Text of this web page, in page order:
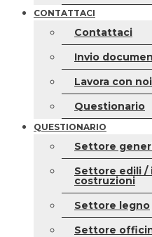
CONTATTACI
Contattaci
Invio
Lavora con noi
Questionario
QUESTIONARIO
Settore
Settore edili /
costruzioni
Settore legno
Settore